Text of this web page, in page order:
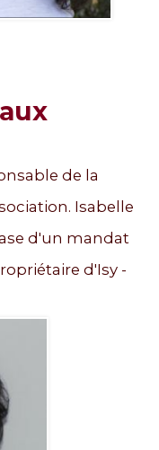
de la
Isabelle
d'un mandat
d'Isy -